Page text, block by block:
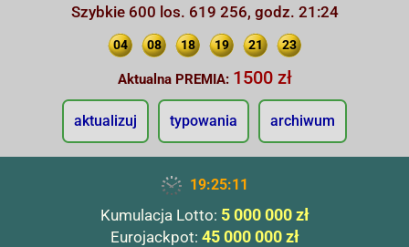
Szybkie 600 los. 619 256, godz. 21:24
04 08 18 19 21 23
Aktualna PREMIA: 1500 zł
aktualizuj typowania archiwum
19:25:12
Kumulacja Lotto: 5 000 000 zł
Eurojackpot: 45 000 000 zł